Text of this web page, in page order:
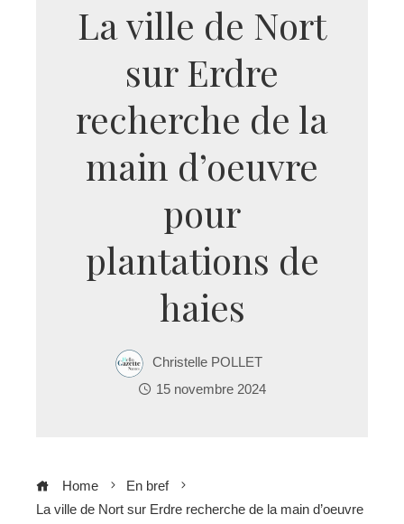
La ville de Nort
sur Erdre
recherche de la
main d’oeuvre
pour
plantations de
haies
Christelle POLLET
15 novembre 2024
Home
En bref
La ville de Nort sur Erdre recherche de la main d’oeuvre